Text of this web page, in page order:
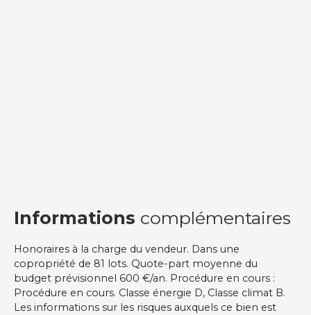
Informations complémentaires
Honoraires à la charge du vendeur. Dans une
copropriété de 81 lots. Quote-part moyenne du
budget prévisionnel 600 €/an. Procédure en cours :
Procédure en cours. Classe énergie D, Classe climat B.
Les informations sur les risques auxquels ce bien est